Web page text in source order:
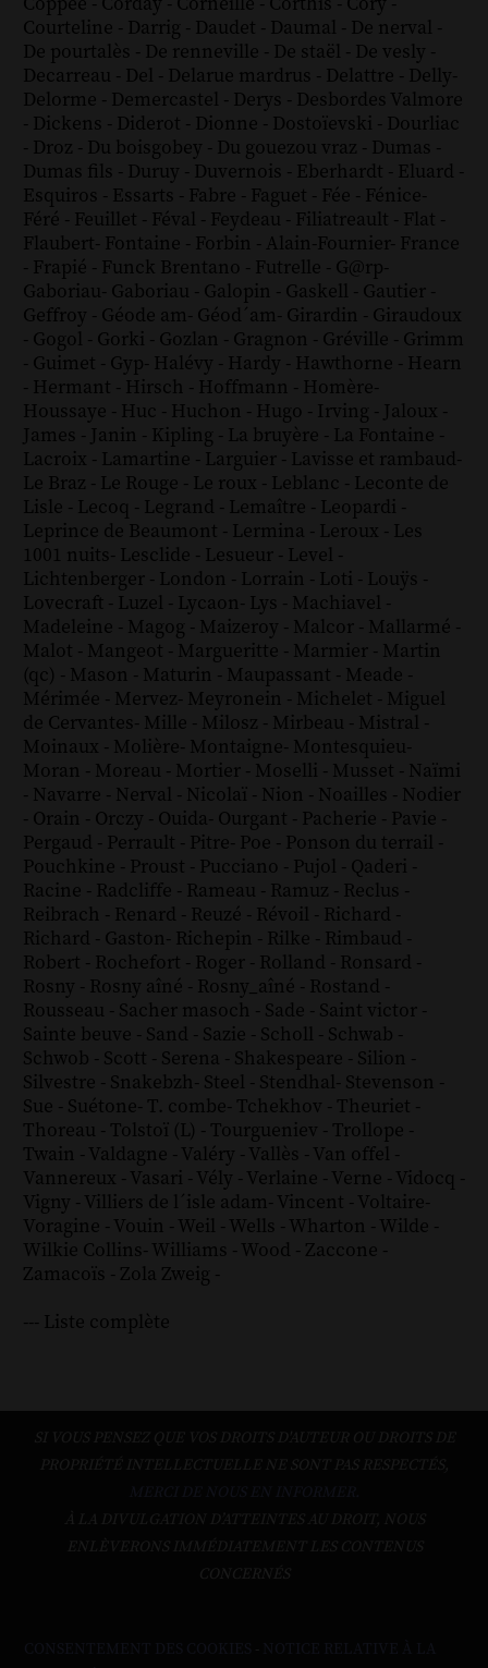
Coppée - Corday - Corneille - Corthis - Cory -
Courteline - Darrig - Daudet - Daumal - De nerval -
De pourtalès - De renneville - De staël - De vesly -
Decarreau - Del - Delarue mardrus - Delattre - Delly-
Delorme - Demercastel - Derys - Desbordes Valmore
- Dickens - Diderot - Dionne - Dostoïevski - Dourliac
- Droz - Du boisgobey - Du gouezou vraz - Dumas -
Dumas fils - Duruy - Duvernois - Eberhardt - Eluard -
Esquiros - Essarts - Fabre - Faguet - Fée - Fénice-
Féré - Feuillet - Féval - Feydeau - Filiatreault - Flat -
Flaubert- Fontaine - Forbin - Alain-Fournier- France
- Frapié - Funck Brentano - Futrelle - G@rp-
Gaboriau- Gaboriau - Galopin - Gaskell - Gautier -
Geffroy - Géode am- Géod´am- Girardin - Giraudoux
- Gogol - Gorki - Gozlan - Gragnon - Gréville - Grimm
- Guimet - Gyp- Halévy - Hardy - Hawthorne - Hearn
- Hermant - Hirsch - Hoffmann - Homère-
Houssaye - Huc - Huchon - Hugo - Irving - Jaloux -
James - Janin - Kipling - La bruyère - La Fontaine -
Lacroix - Lamartine - Larguier - Lavisse et rambaud-
Le Braz - Le Rouge - Le roux - Leblanc - Leconte de
Lisle - Lecoq - Legrand - Lemaître - Leopardi -
Leprince de Beaumont - Lermina - Leroux - Les
1001 nuits- Lesclide - Lesueur - Level -
Lichtenberger - London - Lorrain - Loti - Louÿs -
Lovecraft - Luzel - Lycaon- Lys - Machiavel -
Madeleine - Magog - Maizeroy - Malcor - Mallarmé -
Malot - Mangeot - Margueritte - Marmier - Martin
(qc) - Mason - Maturin - Maupassant - Meade -
Mérimée - Mervez- Meyronein - Michelet - Miguel
de Cervantes- Mille - Milosz - Mirbeau - Mistral -
Moinaux - Molière- Montaigne- Montesquieu-
Moran - Moreau - Mortier - Moselli - Musset - Naïmi
- Navarre - Nerval - Nicolaï - Nion - Noailles - Nodier
- Orain - Orczy - Ouida- Ourgant - Pacherie - Pavie -
Pergaud - Perrault - Pitre- Poe - Ponson du terrail -
Pouchkine - Proust - Pucciano - Pujol - Qaderi -
Racine - Radcliffe - Rameau - Ramuz - Reclus -
Reibrach - Renard - Reuzé - Révoil - Richard -
Richard - Gaston- Richepin - Rilke - Rimbaud -
Robert - Rochefort - Roger - Rolland - Ronsard -
Rosny - Rosny aîné - Rosny_aîné - Rostand -
Rousseau - Sacher masoch - Sade - Saint victor -
Sainte beuve - Sand - Sazie - Scholl - Schwab -
Schwob - Scott - Serena - Shakespeare - Silion -
Silvestre - Snakebzh- Steel - Stendhal- Stevenson -
Sue - Suétone- T. combe- Tchekhov - Theuriet -
Thoreau - Tolstoï (L) - Tourgueniev - Trollope -
Twain - Valdagne - Valéry - Vallès - Van offel -
Vannereux - Vasari - Vély - Verlaine - Verne - Vidocq -
Vigny - Villiers de l´isle adam- Vincent - Voltaire-
Voragine - Vouin - Weil - Wells - Wharton - Wilde -
Wilkie Collins- Williams - Wood - Zaccone -
Zamacoïs - Zola Zweig -
--- Liste complète